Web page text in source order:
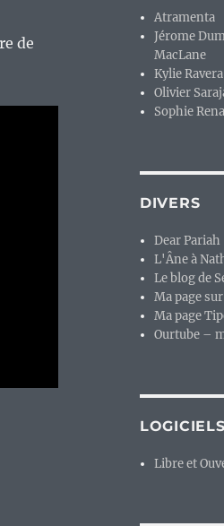
de
Atramenta
Jérome
MacLane
Kylie Ravera
Olivier
Sophie
DIVERS
Dear Pariah
L'Âne à
Le blog de
Ma page
Ma page
Ourtube –
LOGICIELS
Libre et